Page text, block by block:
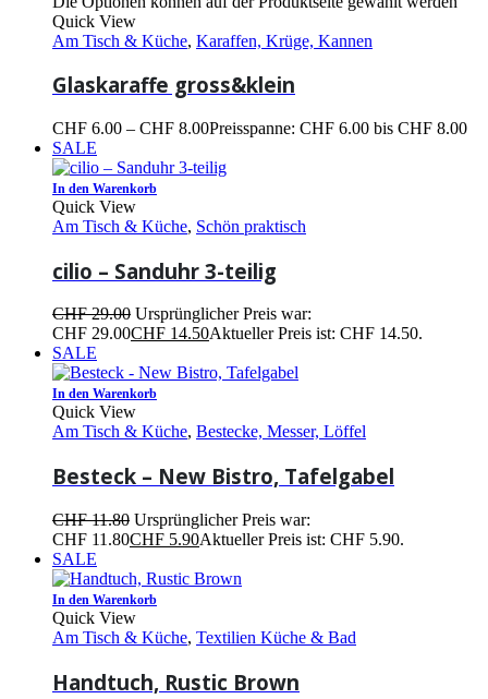
Quick View
Am Tisch & Küche, Karaffen, Krüge, Kannen
Glaskaraffe gross&klein
CHF 6.00 – CHF 8.00Preisspanne: CHF 6.00 bis CHF 8.00
SALE
In den Warenkorb
Quick View
Am Tisch & Küche, Schön praktisch
cilio – Sanduhr 3-teilig
CHF29.00 Ursprünglicher Preis war:
CHF 29.00CHF 14.50Aktueller Preis ist: CHF 14.50.
SALE
In den Warenkorb
Quick View
Am Tisch & Küche, Bestecke, Messer, Löffel
Besteck – New Bistro, Tafelgabel
CHF11.80 Ursprünglicher Preis war:
CHF 11.80CHF 5.90Aktueller Preis ist: CHF 5.90.
SALE
In den Warenkorb
Quick View
Am Tisch & Küche, Textilien Küche & Bad
Handtuch, Rustic Brown